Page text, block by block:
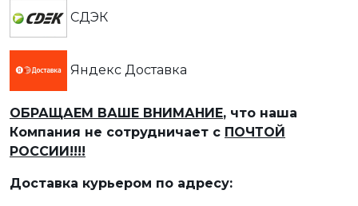
СДЭК
Яндекс Доставка
ОБРАЩАЕМ ВАШЕ ВНИМАНИЕ, что наша
Компания не сотрудничает с ПОЧТОЙ
РОССИИ!!!!
Доставка курьером по адресу: